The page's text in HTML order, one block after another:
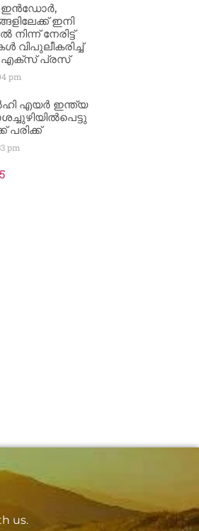
ഇൻഡോർ,
ഇനി
നേരിട്ട്
വിപുലീകരിച്ച്
എക്സ് പ്രസ്
pm
എയര്‍ ഇന്ത്യ
പരിക്ക്
pm
5
us.